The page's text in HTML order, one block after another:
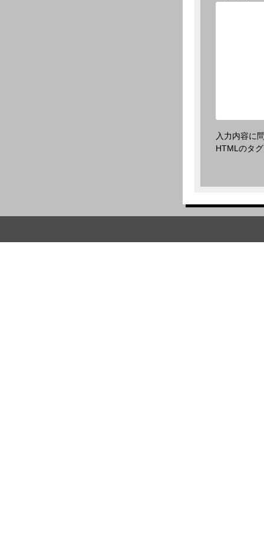
入力内容に
HTMLのタ